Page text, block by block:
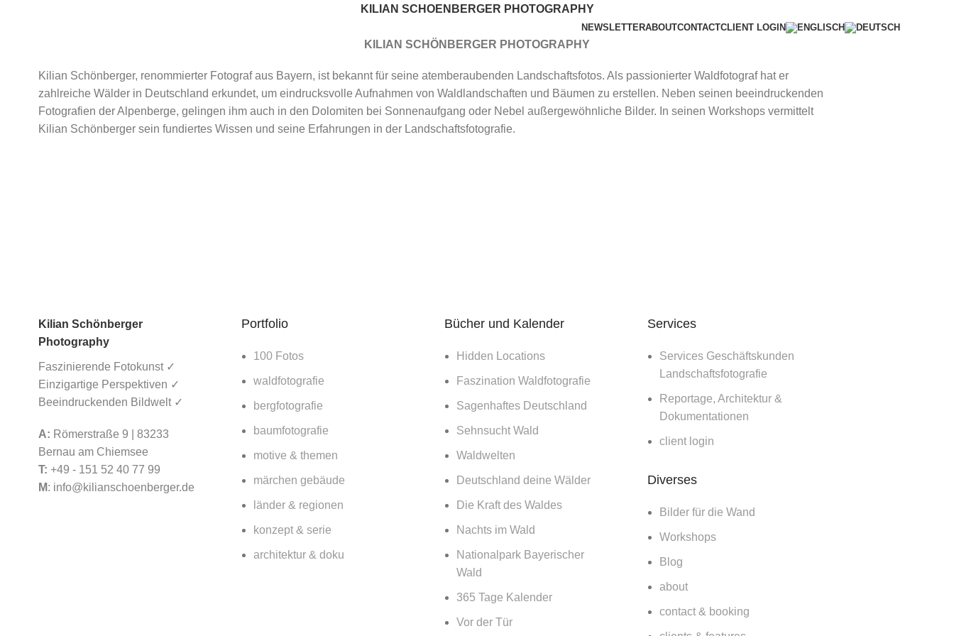
KILIAN SCHOENBERGER PHOTOGRAPHY
NEWSLETTERABOUTCONTACTCLIENT LOGIN
KILIAN SCHÖNBERGER PHOTOGRAPHY
VORTRÄGE
Kilian Schönberger, renommierter Fotograf aus Bayern, ist bekannt für seine atemberaubenden Landschaftsfotos. Als passionierter Waldfotograf hat er
zahlreiche Wälder in Deutschland erkundet, um eindrucksvolle Aufnahmen von Waldlandschaften und Bäumen zu erstellen. Neben seinen beeindruckenden
Fotografien der Alpenberge, gelingen ihm auch in den Dolomiten bei Sonnenaufgang oder Nebel außergewöhnliche Bilder. In seinen Workshops vermittelt
Kilian Schönberger sein fundiertes Wissen und seine Erfahrungen in der Landschaftsfotografie.
Kilian Schönberger
Photography
Faszinierende Fotokunst ✓
Einzigartige Perspektiven ✓
Beeindruckenden Bildwelt ✓
A: Römerstraße 9 | 83233
Bernau am Chiemsee
T: +49 - 151 52 40 77 99
M: info@kilianschoenberger.de
Portfolio
100 Fotos
waldfotografie
bergfotografie
baumfotografie
motive & themen
märchen gebäude
länder & regionen
konzept & serie
architektur & doku
Bücher und Kalender
Hidden Locations
Faszination Waldfotografie
Sagenhaftes Deutschland
Sehnsucht Wald
Waldwelten
Deutschland deine Wälder
Die Kraft des Waldes
Nachts im Wald
Nationalpark Bayerischer
Wald
365 Tage Kalender
Vor der Tür
Services
Services Geschäftskunden
Landschaftsfotografie
Reportage, Architektur &
Dokumentationen
client login
Diverses
Bilder für die Wand
Workshops
Blog
about
contact & booking